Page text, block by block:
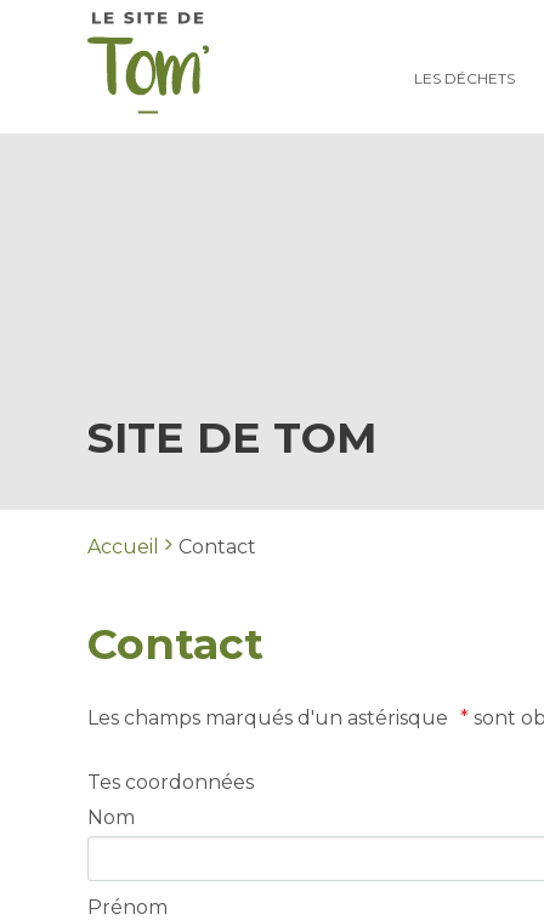
LES DÉCHETS
SITE DE TOM
Accueil Contact
Contact
Les champs marqués d'un astérisque * sont
Tes coordonnées
Nom
Prénom